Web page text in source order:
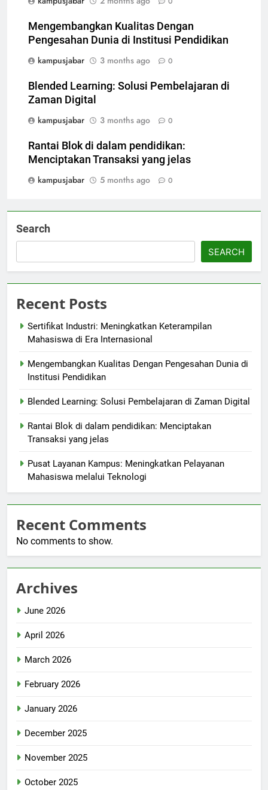
Mengembangkan Kualitas Dengan
Pengesahan Dunia di Institusi Pendidikan
kampusjabar
3 months ago 0
Blended Learning: Solusi Pembelajaran di
Zaman Digital
kampusjabar
3 months ago 0
Rantai Blok di dalam pendidikan:
Menciptakan Transaksi yang jelas
kampusjabar
5 months ago 0
Search
SEARCH
Recent Posts
Sertifikat Industri: Meningkatkan Keterampilan
Mahasiswa di Era Internasional
Mengembangkan Kualitas Dengan Pengesahan Dunia di
Institusi Pendidikan
Blended Learning: Solusi Pembelajaran di Zaman Digital
Rantai Blok di dalam pendidikan: Menciptakan
Transaksi yang jelas
Pusat Layanan Kampus: Meningkatkan Pelayanan
Mahasiswa melalui Teknologi
Recent Comments
No comments to show.
Archives
June 2026
April 2026
March 2026
February 2026
January 2026
December 2025
November 2025
October 2025